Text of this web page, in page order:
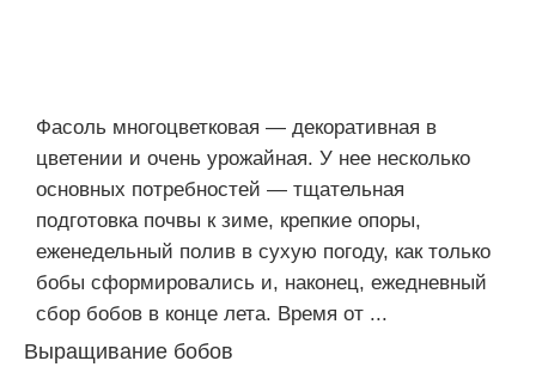
Фасоль многоцветковая — декоративная в
цветении и очень урожайная. У нее несколько
основных потребностей — тщательная
подготовка почвы к зиме, крепкие опоры,
еженедельный полив в сухую погоду, как только
бобы сформировались и, наконец, ежедневный
сбор бобов в конце лета. Время от ...
Выращивание бобов